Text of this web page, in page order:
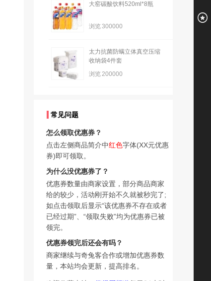
大窑碳酸饮料520ml*8瓶
浏览300000
太力抗菌防螨立体真空压缩
收纳袋4件套
浏览200000
常见问题
怎么领取优惠券？
点击左侧商品简介中红色字体(XX元优惠
券)即可领取。
为什么没优惠券了？
优惠券数量由商家设置，部分商品商家
给的较少，活动刚开始不久就被秒完了;
如点击领取后显示“该优惠券不存在或者
已经过期”、“领取失败”均为优惠券已被
领完。
优惠券领完后还会有吗？
商家继续与奇兔客合作或增加优惠券数
量，本站均会更新，提高排名。